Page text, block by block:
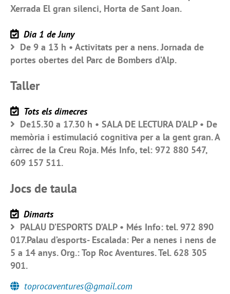
Xerrada El gran silenci, Horta de Sant Joan.
Dia 1 de Juny
De 9 a 13 h • Activitats per a nens. Jornada de
portes obertes del Parc de Bombers d’Alp.
Taller
Tots els dimecres
De15.30 a 17.30 h • SALA DE LECTURA D’ALP • De
memòria i estimulació cognitiva per a la gent gran. A
càrrec de la Creu Roja. Més Info, tel: 972 880 547,
609 157 511.
Jocs de taula
Dimarts
PALAU D’ESPORTS D’ALP • Més Info: tel. 972 890
017.Palau d’esports- Escalada: Per a nenes i nens de
5 a 14 anys. Org.: Top Roc Aventures. Tel. 628 305
901.
toprocaventures@gmail.com